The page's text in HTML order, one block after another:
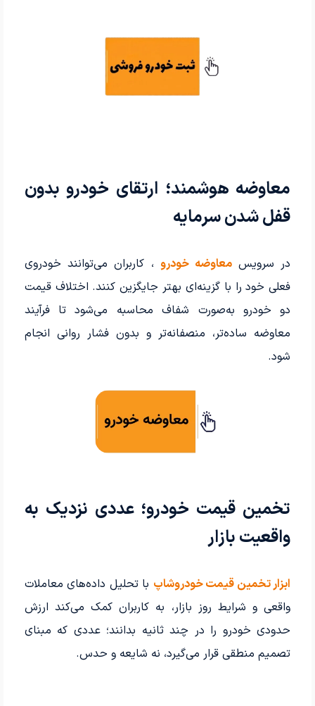
معاوضه هوشمند؛ ارتقای خودرو بدون
قفل شدن سرمایه
در سرویسمعاوضه خودرو، کاربران می‌توانند خودروی
فعلی خود را با گزینه‌ای بهتر جایگزین کنند. اختلاف قیمت
دو خودرو به‌صورت شفاف محاسبه می‌شود تا فرآیند
معاوضه ساده‌تر، منصفانه‌تر و بدون فشار روانی انجام
شود.
تخمین قیمت خودرو؛ عددی نزدیک به
واقعیت بازار
ابزار تخمین قیمت خودروشاپ با تحلیل داده‌های معاملات
واقعی و شرایط روز بازار، به کاربران کمک می‌کند ارزش
حدودی خودرو را در چند ثانیه بدانند؛ عددی که مبنای
تصمیم منطقی قرار می‌گیرد، نه شایعه و حدس.